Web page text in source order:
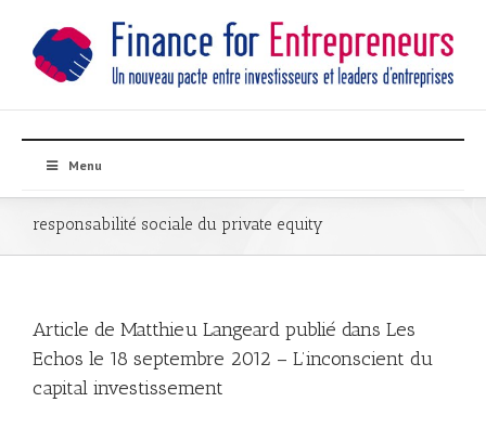
Menu
responsabilité sociale du private equity
Article de Matthieu Langeard publié dans Les
Echos le 18 septembre 2012 – L’inconscient du
capital investissement